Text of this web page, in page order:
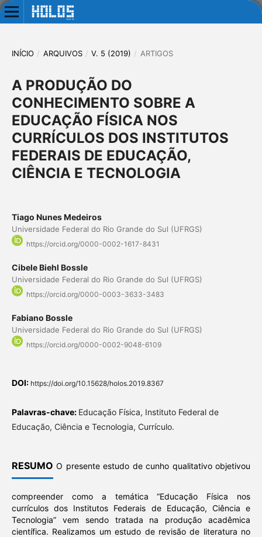
INÍCIO / ARQUIVOS / V. 5 (2019) / ARTIGOS
A PRODUÇÃO DO
CONHECIMENTO SOBRE A
EDUCAÇÃO FÍSICA NOS
CURRÍCULOS DOS INSTITUTOS
FEDERAIS DE EDUCAÇÃO,
CIÊNCIA E TECNOLOGIA
Tiago Nunes Medeiros
Universidade Federal do Rio Grande do Sul (UFRGS)
https://orcid.org/0000-0002-1617-8431
Cibele Biehl Bossle
Universidade Federal do Rio Grande do Sul (UFRGS)
https://orcid.org/0000-0003-3633-3483
Fabiano Bossle
Universidade Federal do Rio Grande do Sul (UFRGS)
https://orcid.org/0000-0002-9048-6109
DOI: https://doi.org/10.15628/holos.2019.8367
Palavras-chave: Educação Física, Instituto Federal de
Educação, Ciência e Tecnologia, Currículo.
RESUMO O presente estudo de cunho qualitativo objetivou
compreender como a temática “Educação Física nos
currículos dos Institutos Federais de Educação, Ciência e
Tecnologia” vem sendo tratada na produção acadêmica
científica. Realizamos um estudo de revisão de literatura no